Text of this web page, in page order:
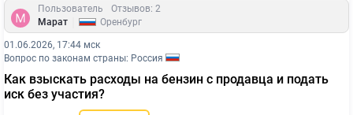
Пользователь
Отзывов: 2
Марат
Оренбург
01.06.2026, 17:44 мск
Вопрос по законам страны: Россия
Как взыскать расходы на бензин с продавца и подать
иск без участия?